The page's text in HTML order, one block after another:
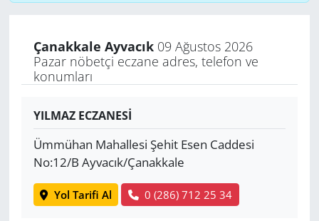
Çanakkale Ayvacık09 Ağustos 2026
Pazar nöbetçi eczane adres, telefon ve
konumları
YILMAZ ECZANESİ
Ümmühan Mahallesi Şehit Esen Caddesi
No:12/B Ayvacık/Çanakkale
Yol Tarifi Al 0 (286) 712 25 34
SPOR